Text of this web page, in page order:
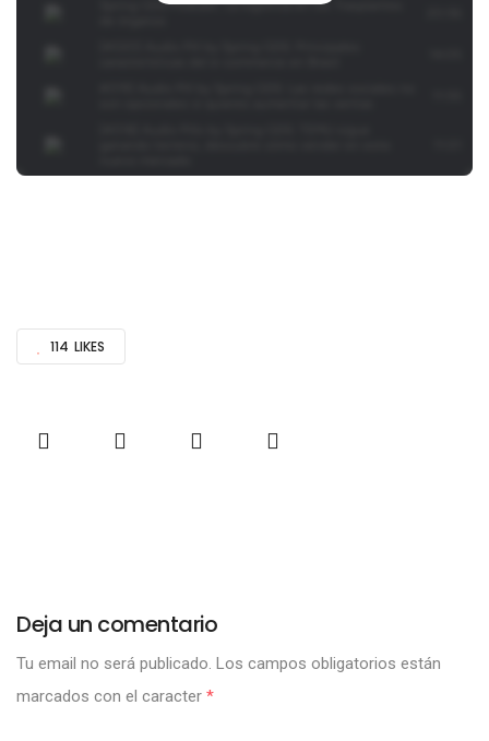
114 LIKES
Deja un comentario
Tu email no será publicado. Los campos obligatorios están
marcados con el caracter *